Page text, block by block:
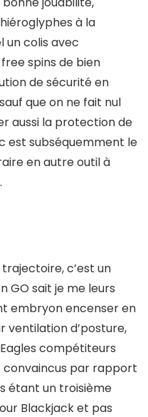
à la
un colis avec
spins de bien
de sécurité en
que on ne fait nul
aussi la protection de
est subséquemment le
en autre outil à
c’est un
GO sait je me leurs
embryon encenser en
ventilation d’posture,
compétiteurs
convaincus par rapport
étant un troisième
Blackjack et pas